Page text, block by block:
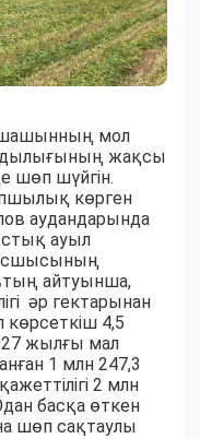
шашынның мол
жақсы
шөп шүйгін.
көрген
аудандарында
ауыл
айтуынша,
әр гектарынан
көрсеткіш 4,5
жылғы мал
1 млн 247,3
2 млн
басқа өткен
шөп сақтаулы